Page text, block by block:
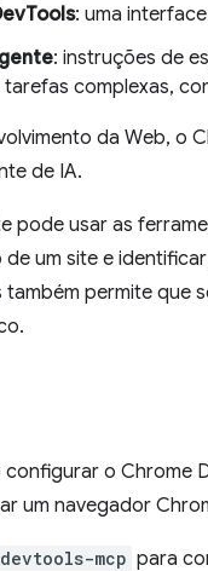
: uma
: instruções de
complexas,
da Web, o
de IA.
pode usar as
um site e
permite que
o Chrome
um navegador
mcp para